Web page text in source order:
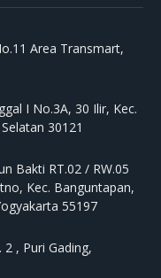
Area Transmart,
I No.3A, 30 Ilir, Kec.
30121
Bakti RT.02 / RW.05
Kec. Banguntapan,
55197
2 , Puri Gading,